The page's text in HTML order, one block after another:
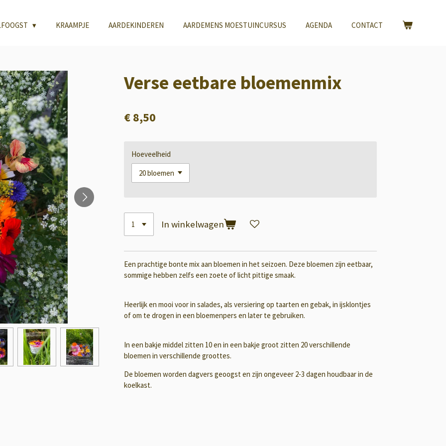
KRAAMPJE AARDEKINDEREN AARDEMENS MOESTUINCURSUS AGENDA CONTACT
Verse eetbare bloemenmix
€ 8,50
Hoeveelheid
In winkelwagen
Een prachtige bonte mix aan bloemen in het seizoen. Deze bloemen zijn eetbaar,
sommige hebben zelfs een zoete of licht pittige smaak.
Heerlijk en mooi voor in salades, als versiering op taarten en gebak, in ijsklontjes
of om te drogen in een bloemenpers en later te gebruiken.
In een bakje middel zitten 10 en in een bakje groot zitten 20 verschillende
bloemen in verschillende groottes.
De bloemen worden dagvers geoogst en zijn ongeveer 2-3 dagen houdbaar in de
koelkast.